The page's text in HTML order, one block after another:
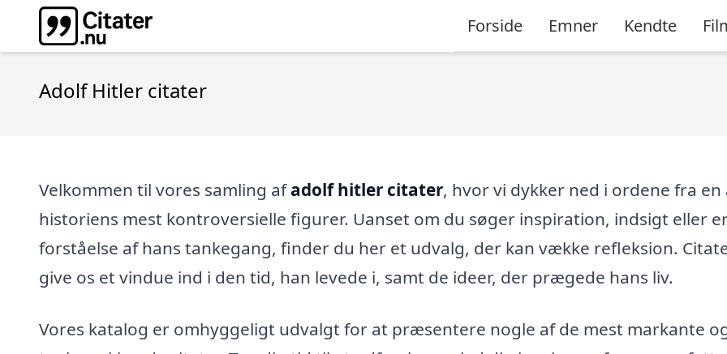
Forside Emner Kendte
Adolf Hitler citater
Velkommen til vores samling afadolf hitler citater, hvor vi dykker ned i ordene fra en
historiens mest kontroversielle figurer. Uanset om du søger inspiration, indsigt eller
forståelse af hans tankegang, finder du her et udvalg, der kan vække refleksion.
give os et vindue ind i den tid, han levede i, samt de ideer, der prægede hans liv.
Vores katalog er omhyggeligt udvalgt for at præsentere nogle af de mest markante